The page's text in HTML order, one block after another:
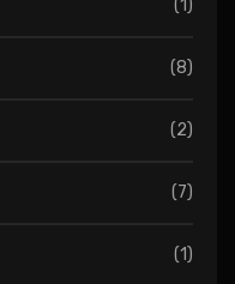
(1)
(8)
(2)
(7)
(1)